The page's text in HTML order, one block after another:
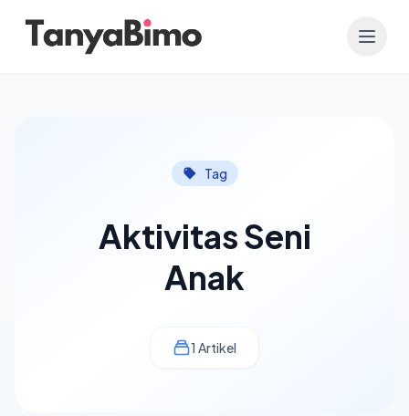
Tag
Aktivitas Seni
Anak
1 Artikel